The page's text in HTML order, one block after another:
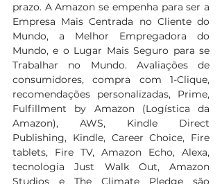
prazo. A Amazon se empenha para ser a
Empresa Mais Centrada no Cliente do
Mundo, a Melhor Empregadora do
Mundo, e o Lugar Mais Seguro para se
Trabalhar no Mundo. Avaliações de
consumidores, compra com 1-Clique,
recomendações personalizadas, Prime,
Fulfillment by Amazon (Logística da
Amazon), AWS, Kindle Direct
Publishing, Kindle, Career Choice, Fire
tablets, Fire TV, Amazon Echo, Alexa,
tecnologia Just Walk Out, Amazon
Studios e The Climate Pledge são